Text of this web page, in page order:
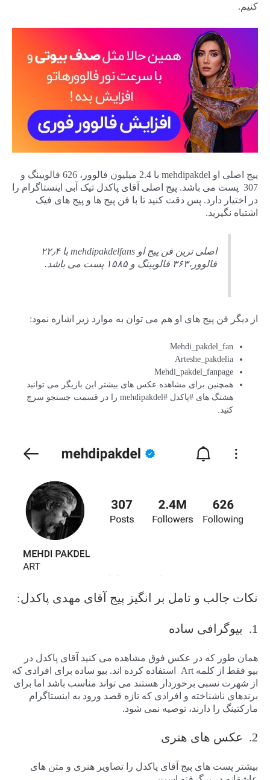
کنیم.
پیج اصلی او mehdipakdel با 2.4 میلیون فالوور، 626 فالویینگ و
307 پست می باشد. پیج اصلی آقای پاکدل تیک آبی اینستاگرام را
در اختیار دارد. پس دقت کنید تا با فن پیج ها و پیج های فیک
اشتباه نگیرید.
اصلی ترین فن پیج او mehdipakdelfans با ۲۲٫۴
فالوور،۳۶۳ فالویینگ و ۱۵۸۵ پست می باشد.
از دیگر فن پیج های او هم می توان به موارد زیر اشاره نمود:
Mehdi_pakdel_fan
Arteshe_pakdelia
Mehdi_pakdel_fanpage
همچنین برای مشاهده عکس های بیشتر این بازیگر می توانید
هشتگ های #پاکدل #mehdipakdel را در قسمت جستجو سرچ
کنید.
نکات جالب و تامل بر انگیز پیج آقای مهدی پاکدل:
1. بیوگرافی ساده
همان طور که در عکس فوق مشاهده می کنید آقای پاکدل در
بیو فقط از کلمه Art استفاده کرده اند. بیو ساده برای افرادی که
از شهرت نسبی برخوردار هستند می تواند مناسب باشد اما برای
برندهای ناشناخته و افرادی که تازه قصد ورود به اینستاگرام
مارکتینگ را دارند، توصیه نمی شود.
2. عکس های هنری
بیشتر پست های پیج آقای پاکدل را تصاویر هنری و متن های